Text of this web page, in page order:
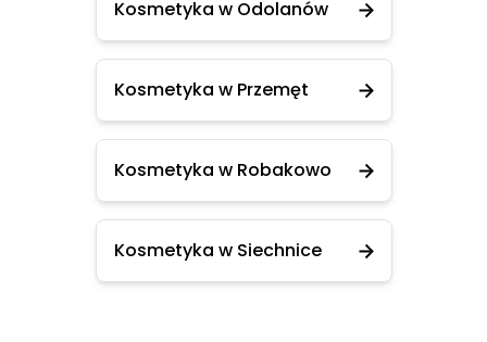
Kosmetyka w Odolanów
Kosmetyka w Przemęt
Kosmetyka w Robakowo
Kosmetyka w Siechnice